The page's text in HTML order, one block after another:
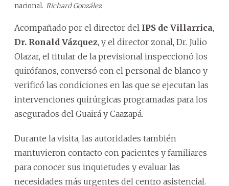
nacional. Richard González
Acompañado por el director del IPS de Villarrica,
Dr. Ronald Vázquez, y el director zonal, Dr. Julio
Olazar, el titular de la previsional inspeccionó los
quirófanos, conversó con el personal de blanco y
verificó las condiciones en las que se ejecutan las
intervenciones quirúrgicas programadas para los
asegurados del Guairá y Caazapá.
Durante la visita, las autoridades también
mantuvieron contacto con pacientes y familiares
para conocer sus inquietudes y evaluar las
necesidades más urgentes del centro asistencial.